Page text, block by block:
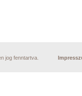
jog fenntartva.